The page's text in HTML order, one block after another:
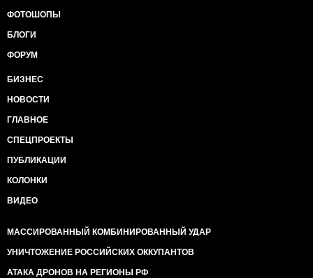
ФОТОШОПЫ
БЛОГИ
ФОРУМ
БИЗНЕС
НОВОСТИ
ГЛАВНОЕ
СПЕЦПРОЕКТЫ
ПУБЛИКАЦИИ
КОЛОНКИ
ВИДЕО
МАССИРОВАННЫЙ КОМБИНИРОВАННЫЙ УДАР
УНИЧТОЖЕНИЕ РОССИЙСКИХ ОККУПАНТОВ
АТАКА ДРОНОВ НА РЕГИОНЫ РФ